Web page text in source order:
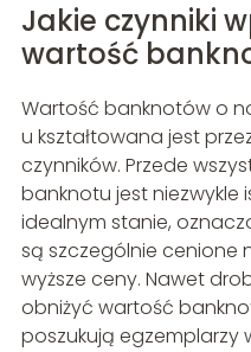
Jakie czynniki
wartość
Wartość banknotów o
u kształtowana jest
czynników. Przede
banknotu jest niezwykle
idealnym stanie,
są szczególnie cenione
wyższe ceny. Nawet
obniżyć wartość
poszukują egzemplarzy